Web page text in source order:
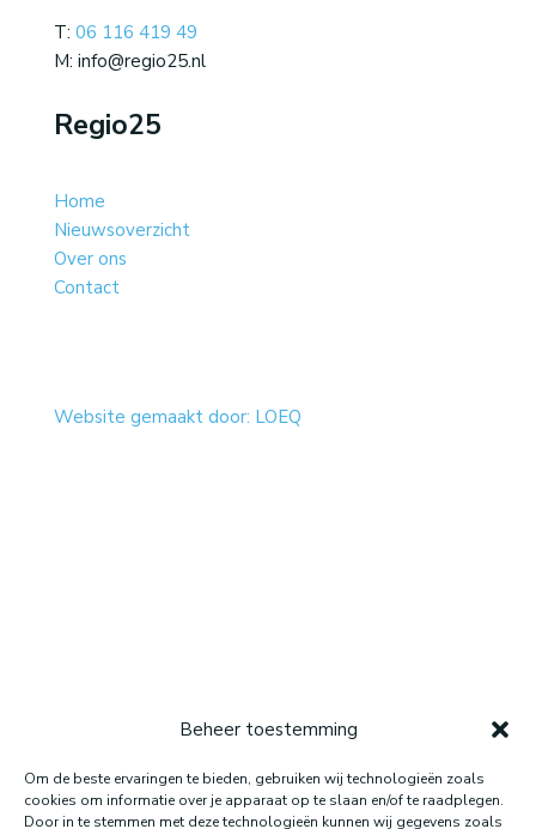
Beheer toestemming
Om de beste ervaringen te bieden, gebruiken wij technologieën zoals
cookies om informatie over je apparaat op te slaan en/of te raadplegen.
Door in te stemmen met deze technologieën kunnen wij gegevens zoals
T: 06 116 419 49
M: info@regio25.nl
Regio25
Home
Nieuwsoverzicht
Over ons
Contact
Website gemaakt door: LOEQ